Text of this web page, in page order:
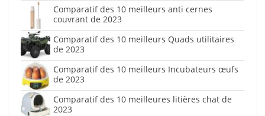
Comparatif des 10 meilleurs anti cernes
couvrant de 2023
Comparatif des 10 meilleurs Quads utilitaires
de 2023
Comparatif des 10 meilleurs Incubateurs œufs
de 2023
Comparatif des 10 meilleures litières chat de
2023